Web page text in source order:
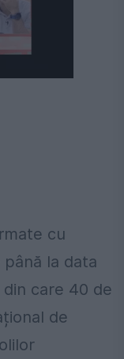
cu
la data
din care 40 de
de